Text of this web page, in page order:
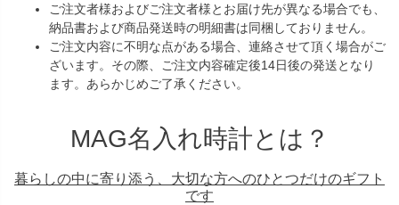
ご注文者様およびご注文者様とお届け先が異なる場合でも、
納品書および商品発送時の明細書は同梱しておりません。
ご注文内容に不明な点がある場合、連絡させて頂く場合がご
ざいます。その際、ご注文内容確定後14日後の発送となり
ます。あらかじめご了承ください。
MAG名入れ時計とは？
暮らしの中に寄り添う、大切な方へのひとつだけのギフト
です